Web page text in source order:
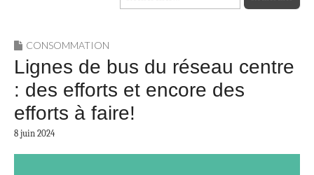
CONSOMMATION
Lignes de bus du réseau centre
: des efforts et encore des
efforts à faire!
8 juin 2024